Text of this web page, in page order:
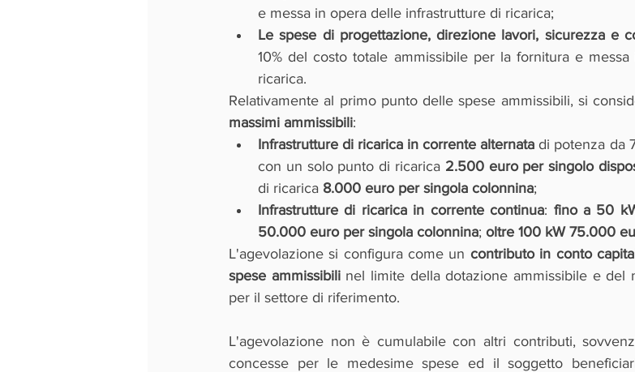
e messa in opera delle infrastrutture di ricarica;
Le spese di progettazione, direzione lavori, sicurezza e
10% del costo totale ammissibile per la fornitura e
ricarica.
Relativamente al primo punto delle spese ammissibili, si
massimi ammissibili:
Infrastrutture di ricarica in corrente alternata di potenza da
con un solo punto di ricarica 2.500 euro per singolo
di ricarica 8.000 euro per singola colonnina;
Infrastrutture di ricarica in corrente continua: fino a 50
50.000 euro per singola colonnina; oltre 100 kW 75.000
L'agevolazione si configura come un contributo in conto
spese ammissibili nel limite della dotazione ammissibile e del
per il settore di riferimento.
L'agevolazione non è cumulabile con altri contributi,
concesse per le medesime spese ed il soggetto